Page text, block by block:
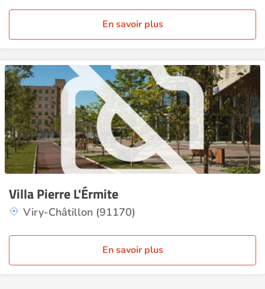
En savoir plus
Villa Pierre L'Érmite
Viry-Châtillon (91170)
En savoir plus